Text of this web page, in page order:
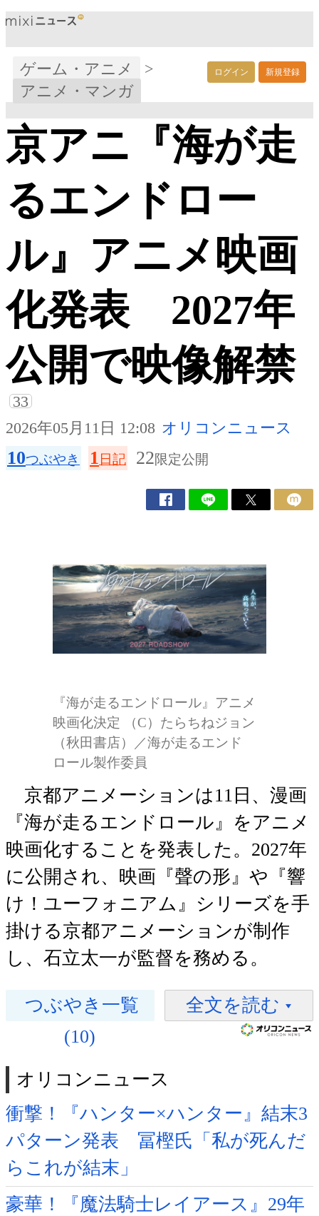
ログイン 新規登録
ゲーム・アニメ
>
アニメ・マンガ
京アニ『海が走
るエンドロー
ル』アニメ映画
化発表 2027年
公開で映像解禁
33
2026年05月11日 12:08 オリコンニュース
10つぶやき 1 日記 22限定公開
『海が走るエンドロール』アニメ
映画化決定 （C）たらちねジョン
（秋田書店）／海が走るエンド
ロール製作委員
京都アニメーションは11日、漫画
『海が走るエンドロール』をアニメ
映画化することを発表した。2027年
に公開され、映画『聲の形』や『響
け！ユーフォニアム』シリーズを手
掛ける京都アニメーションが制作
し、石立太一が監督を務める。
つぶやき一覧
(10)
全文を読む
オリコンニュース
衝撃！『ハンター×ハンター』結末3
パターン発表 冨樫氏「私が死んだ
らこれが結末」
豪華！『魔法騎士レイアース』29年